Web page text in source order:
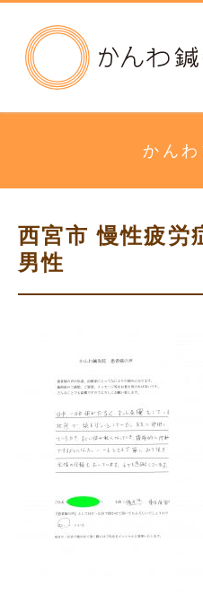
治療院
メニュ
診
かん
お問
かん
西宮市 慢性疲労
男性